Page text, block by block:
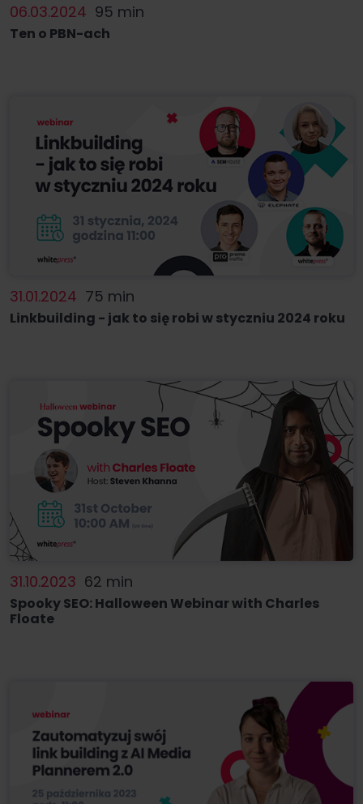
06.03.2024 95 min
Ten o PBN-ach
31.01.2024 75 min
Linkbuilding - jak to się robi w styczniu 2024 roku
31.10.2023 62 min
Spooky SEO: Halloween Webinar with Charles
Floate